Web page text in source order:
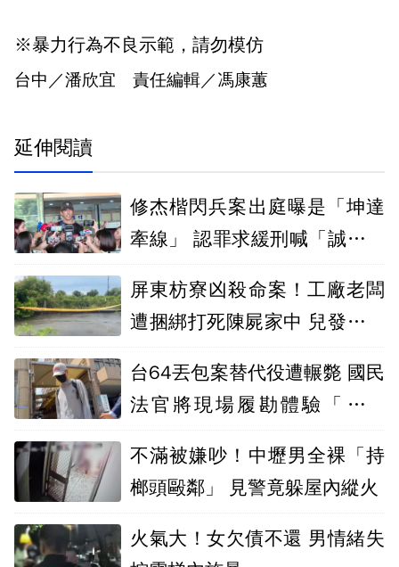
※暴力行為不良示範，請勿模仿
台中／潘欣宜 責任編輯／馮康蕙
延伸閱讀
修杰楷閃兵案出庭曝是「坤達
牽線」 認罪求緩刑喊「誠心反
屏東枋寮凶殺命案！工廠老闆
遭捆綁打死陳屍家中 兒發現報
台64丟包案替代役遭輾斃 國民
法官將現場履勘體驗「空間
不滿被嫌吵！中壢男全裸「持
榔頭毆鄰」 見警竟躲屋內縱火
火氣大！女欠債不還 男情緒失